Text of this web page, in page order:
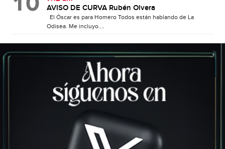
AVISO DE CURVA Rubén Olvera
El Óscar es para Homero Todos están hablando de La
Odisea. Me incluyo....